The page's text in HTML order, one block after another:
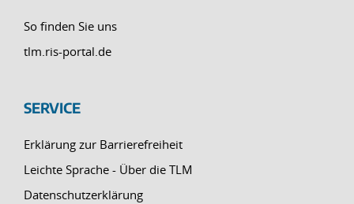
So finden Sie uns
tlm.ris-portal.de
SERVICE
Erklärung zur Barrierefreiheit
Leichte Sprache - Über die TLM
Datenschutzerklärung